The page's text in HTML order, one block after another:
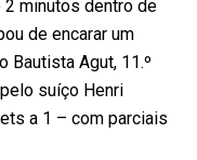
minutos dentro de
de encarar um
Bautista Agut, 11.º
suíço Henri
a 1 – com parciais